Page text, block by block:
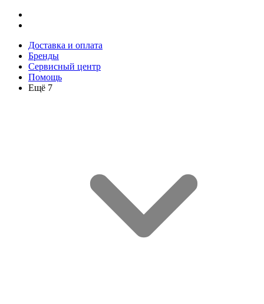
Доставка и оплата
Бренды
Сервисный центр
Помощь
Ещё 7